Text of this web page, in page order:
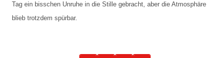
Tag ein bisschen Unruhe in die Stille gebracht, aber die Atmosphäre
blieb trotzdem spürbar.